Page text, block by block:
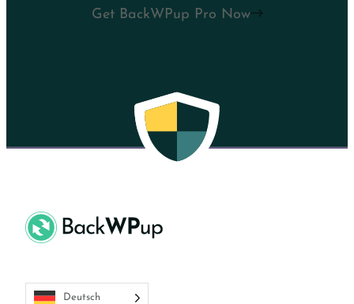
Get BackWPup Pro Now
Deutsch